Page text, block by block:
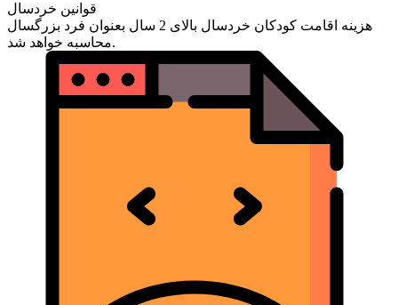
قوانین خردسال
هزینه اقامت کودکان خردسال بالای 2 سال بعنوان فرد بزرگسال
محاسبه خواهد شد.